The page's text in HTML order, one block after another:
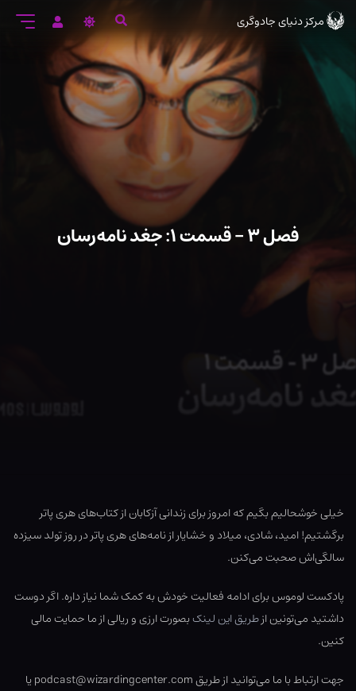
ورود
اصلی
مرکز دنیای جادوگری
فصل ۳ – قسمت ۱: جغد نامه‌رسان
خیلی خوشحالیم بگیم که امروز برای زندانی آزکابان از کتاب‌های هری پاتر
برگشتیم! امید، شادی، میلاد و خشایار از نامه‌های هری پاتر در روز تولد سیزده
سالگی‌اش صحبت می‌کنن.
پادکست لوموس برای ادامه فعالیت خودش به کمک شما نیاز داره. اگر دوست
داشتید می‌تونین ازطریق این لینکبصورت ارزی و ریالی از ما حمایت مالی
کنین.
جهت ارتباط با ما می‌توانید از طریق podcast@wizardingcenter.com یا